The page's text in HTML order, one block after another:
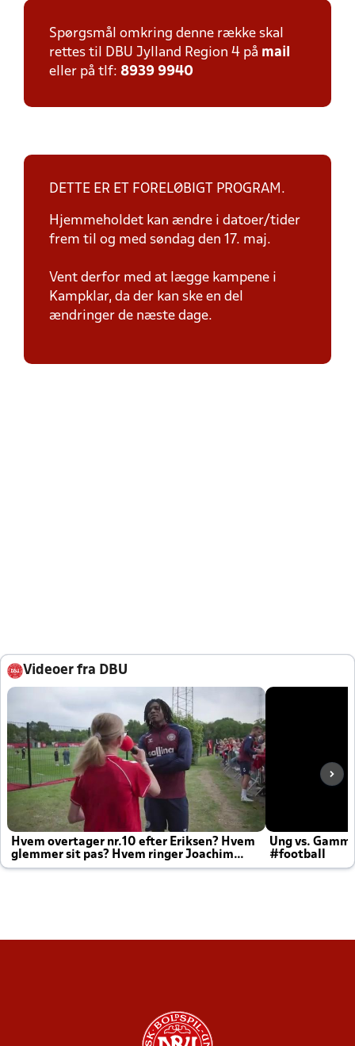
Spørgsmål omkring denne række skal
rettes til DBU Jylland Region 4 på mail
eller på tlf: 8939 9940
DETTE ER ET FORELØBIGT PROGRAM.
Hjemmeholdet kan ændre i datoer/tider
frem til og med søndag den 17. maj.
Vent derfor med at lægge kampene i
Kampklar, da der kan ske en del
ændringer de næste dage.
Videoer fra DBU
Hvem overtager nr.10 efter Eriksen? Hvem
glemmer sit pas? Hvem ringer Joachim
altid til efter kampe?
Ung vs.
#football